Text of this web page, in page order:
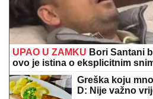
UPAO U ZAMKU Bori Santani
ovo je istina o eksplicitnim
Greška koju
D: Nije važno